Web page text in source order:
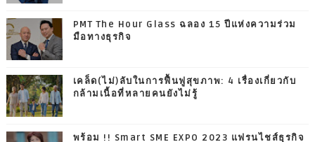
PMT The Hour Glass ฉลอง 15 ปีแห่งความร่วม
มือทางธุรกิจ
เคล็ด(ไม่)ลับในการฟื้นฟูสุขภาพ: 4 เรื่องเกี่ยวกับ
กล้ามเนื้อที่หลายคนยังไม่รู้
พร้อม !! Smart SME EXPO 2023 แฟรนไชส์ธุรกิจ